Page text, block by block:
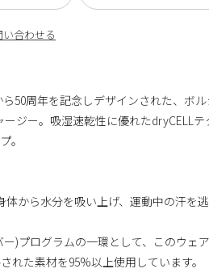
合わせる
ら50周年を記念しデザインされた、ボ
ージー。吸湿速乾性に優れたdryCELL
。
体から水分を吸い上げ、運動中の汗を
ー)プログラムの一環として、このウェ
れた素材を95%以上使用しています。